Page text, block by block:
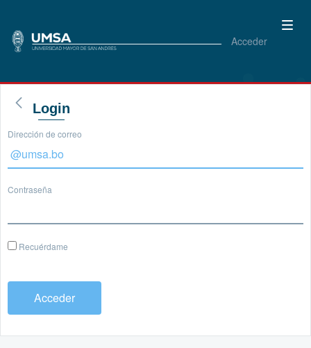
Acceder
Login
Dirección de correo
Contraseña
Recuérdame
Acceder